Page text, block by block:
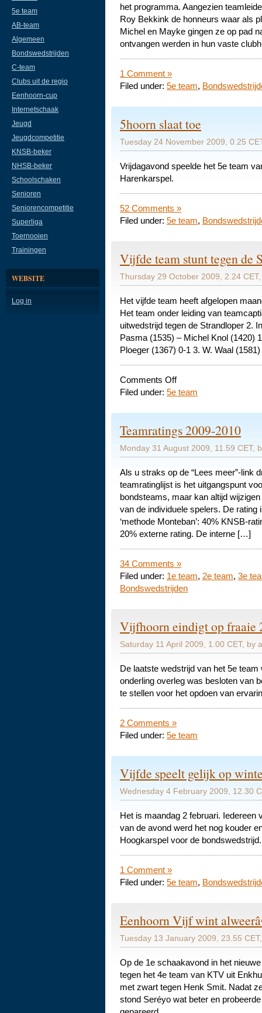
5e team
AB-team
Algemeen
Bondswedstrijden
C-team
Clubs uit de regio
Eenhoorn-cup
Internetschaak
Jeugd
Jeugdcompetitie
KNSB-beker
NHSB-beker
Schoolschaken
Senioren
Seniorencompetitie
Superliga
Toernooien
Trainingen
WEBSITE
Log in
het programma. Aangezien
Roy Bekkink de honneurs waar als
Michel en Mayke gingen ze op pad
ontvangen werden in hun vaste
1 Comment »
Filed under: 5e team,
5hoorn slaat toe
Tuesday 24 November 2009, 0.25
Vrijdagavond speelde het 5e team
Harenkarspel.
52 Comments »
Filed under: 5e team,
Vijfde team stunt tegen de
Thursday 29 October 2009, 2.24
Het vijfde team heeft afgelopen
Het team onder leiding van
uitwedstrijd tegen de Strandloper 2.
Pasma (1535) – Michel Knol (1420)
Ploeger (1367) 0-1 3. W. Waal
Comments Offon
Vijfde
de
Filed under: 5e team
Teamratings 2009-2010
Monday 31 August 2009, 11.59 CET,
Als u straks op de “Lees meer”-link
teamratinglijst is het uitgangspunt
bondsteams, maar kan altijd
van de individuele spelers. De
‘methode Monteban’: 40% KNSB-
20% externe rating. De interne […]
34 Comments »
Filed under: 1e team, 2e team, 3e
Bondswedstrijden
Vijfhoorn eindigt op fraaie
Saturday 11 April 2009, 1.00 CET, by
De laatste wedstrijd van het 5e
onderling overleg was besloten van
te stellen voor het opdoen van
2 Comments »
Filed under: 5e team
Vijfde speelt gelijk op
Wednesday 4 February 2009, 12.30
Het is maandag 2 februari. Iedereen
van de avond werd het nog kouder
Hoogkarspel voor de bondswedstrijd.
1 Comment »
Filed under: 5e team,
Eenhoorn Vijf wint
Tuesday 13 January 2009, 23.55
Op de 1e schaakavond in het
tegen het 4e team van KTV uit
met zwart tegen Henk Smit. Nadat
stond Seréyo wat beter en